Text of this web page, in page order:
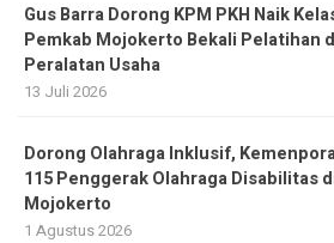
Gus Barra Dorong KPM PKH Naik
Pemkab Mojokerto Bekali Pelatihan
Peralatan Usaha
13 Juli 2026
Dorong Olahraga Inklusif,
115 Penggerak Olahraga Disabilitas
Mojokerto
1 Agustus 2026